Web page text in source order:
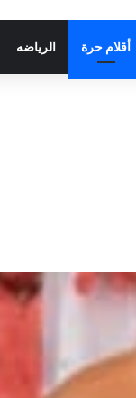
أقلام حرة الرياضه